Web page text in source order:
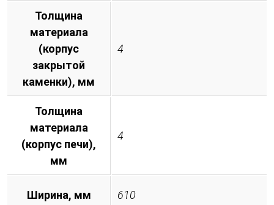
Толщина
материала
(корпус
закрытой
каменки), мм
4
Толщина
материала
(корпус печи),
мм
4
Ширина, мм 610